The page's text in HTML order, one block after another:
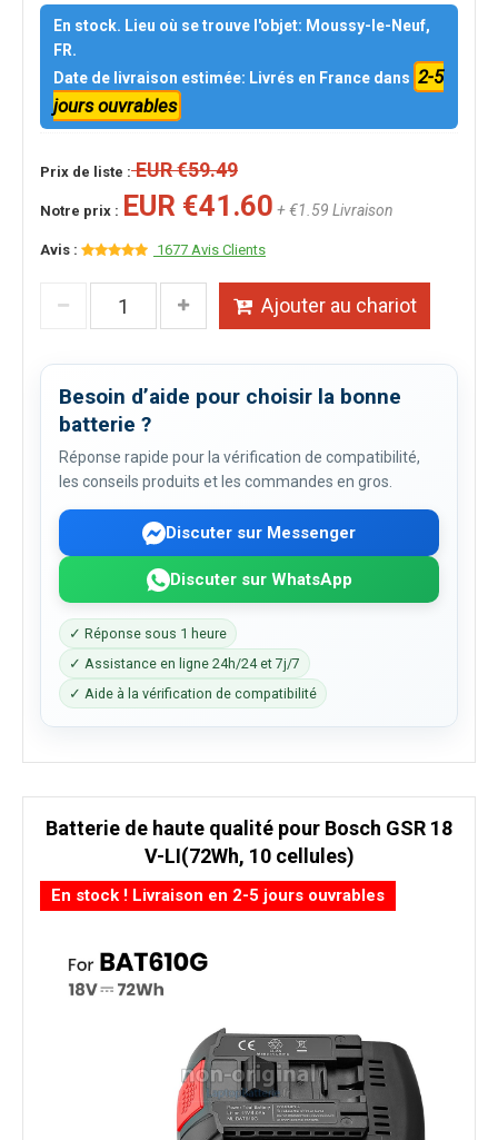
En stock. Lieu où se trouve l'objet: Moussy-le-Neuf,
FR.
Date de livraison estimée: Livrés en France dans 2-5
jours ouvrables
Prix de liste :EUR €59.49
Notre prix : EUR €41.60 + €1.59 Livraison
Avis : 1677 Avis Clients
Ajouter au chariot
Besoin d’aide pour choisir la bonne
batterie ?
Réponse rapide pour la vérification de compatibilité,
les conseils produits et les commandes en gros.
Discuter sur Messenger
Discuter sur WhatsApp
✓ Réponse sous 1 heure
✓ Assistance en ligne 24h/24 et 7j/7
✓ Aide à la vérification de compatibilité
Batterie de haute qualité pour Bosch GSR 18
V-LI(72Wh, 10 cellules)
En stock ! Livraison en 2-5 jours ouvrables